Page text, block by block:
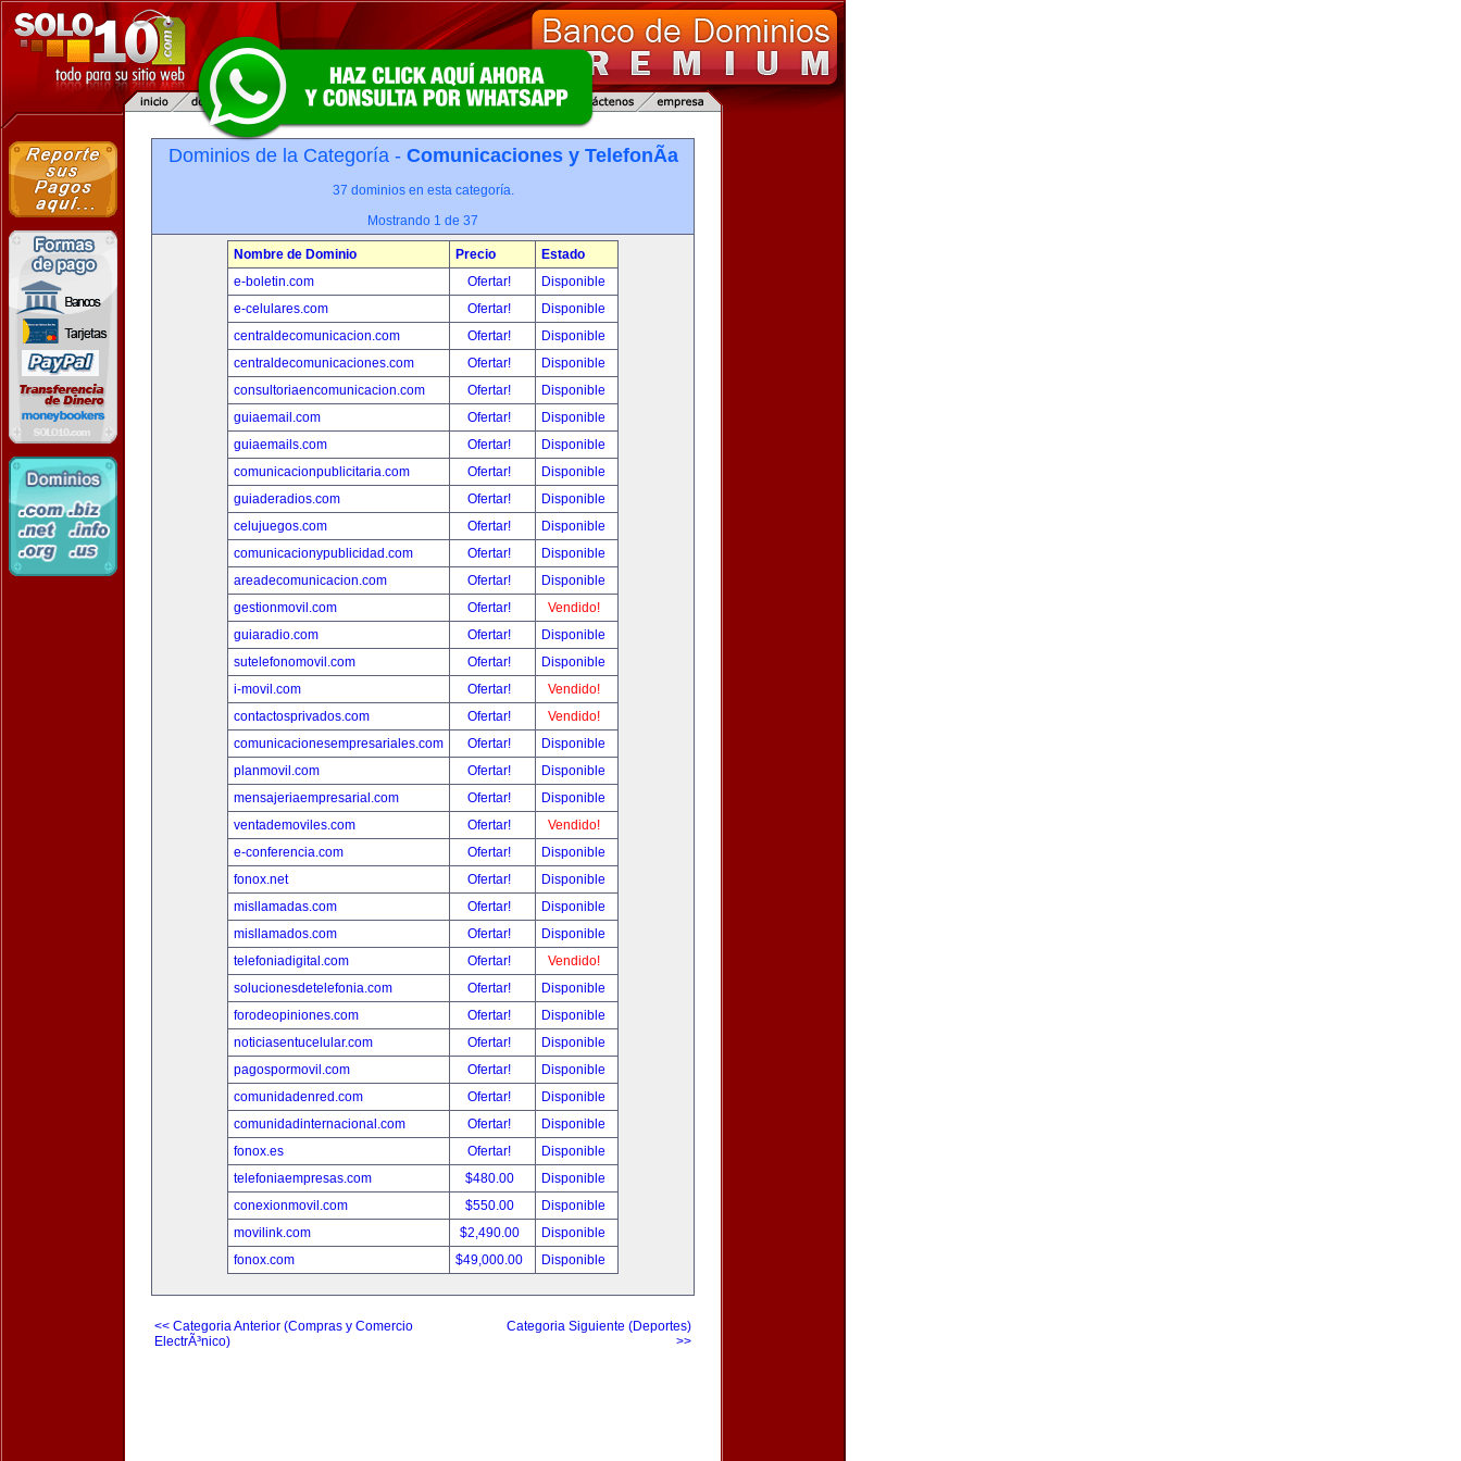
Dominios de la Categoría - Comunicaciones y TelefonÃ­a
37 dominios en esta categoría.
Mostrando 1 de 37
Nombre de Dominio Precio
Estado
e-boletin.com
Ofertar!
Disponible
e-celulares.com
Ofertar!
Disponible
centraldecomunicacion.com
Ofertar!
Disponible
centraldecomunicaciones.com
Ofertar!
Disponible
consultoriaencomunicacion.com
Ofertar!
Disponible
guiaemail.com
Ofertar!
Disponible
guiaemails.com
Ofertar!
Disponible
comunicacionpublicitaria.com
Ofertar!
Disponible
guiaderadios.com
Ofertar!
Disponible
celujuegos.com
Ofertar!
Disponible
comunicacionypublicidad.com
Ofertar!
Disponible
areadecomunicacion.com
Ofertar!
Disponible
gestionmovil.com
Ofertar!
Vendido!
guiaradio.com
Ofertar!
Disponible
sutelefonomovil.com
Ofertar!
Disponible
i-movil.com
Ofertar!
Vendido!
contactosprivados.com
Ofertar!
Vendido!
comunicacionesempresariales.com
Ofertar!
Disponible
planmovil.com
Ofertar!
Disponible
mensajeriaempresarial.com
Ofertar!
Disponible
ventademoviles.com
Ofertar!
Vendido!
e-conferencia.com
Ofertar!
Disponible
fonox.net
Ofertar!
Disponible
misllamadas.com
Ofertar!
Disponible
misllamados.com
Ofertar!
Disponible
telefoniadigital.com
Ofertar!
Vendido!
solucionesdetelefonia.com
Ofertar!
Disponible
forodeopiniones.com
Ofertar!
Disponible
noticiasentucelular.com
Ofertar!
Disponible
pagospormovil.com
Ofertar!
Disponible
comunidadenred.com
Ofertar!
Disponible
comunidadinternacional.com
Ofertar!
Disponible
fonox.es
Ofertar!
Disponible
telefoniaempresas.com
$480.00
Disponible
conexionmovil.com
$550.00
Disponible
movilink.com
$2,490.00
Disponible
fonox.com
$49,000.00 Disponible
<< Categoria Anterior (Compras y Comercio
ElectrÃ³nico)
Categoria Siguiente (Deportes)
>>